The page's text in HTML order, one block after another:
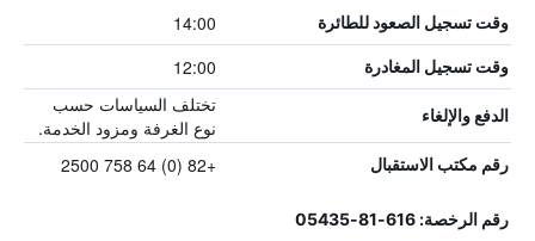
وقت تسجيل الصعود للطائرة 14:00
وقت تسجيل المغادرة 12:00
الدفع والإلغاء
تختلف السياسات حسب
نوع الغرفة ومزود الخدمة.
رقم مكتب الاستقبال +82 (0) 64 758 2500
رقم الرخصة: 616-81-05435